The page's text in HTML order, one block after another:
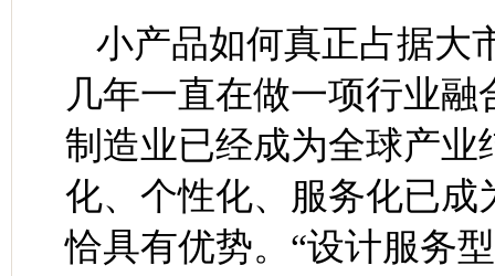
小产品如何真正占据大
几年一直在做一项行业
制造业已经成为全球产
化、个性化、服务化已
恰具有优势。“设计服务